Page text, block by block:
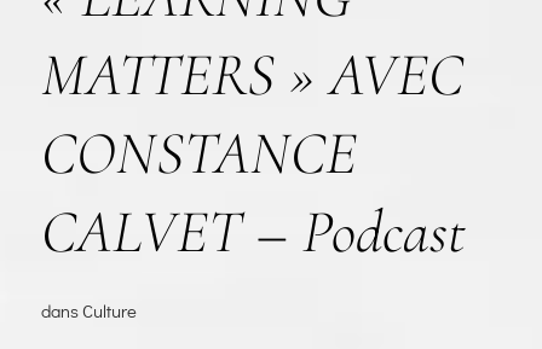
MATTERS » AVEC
CONSTANCE
CALVET – Podcast
dansCulture